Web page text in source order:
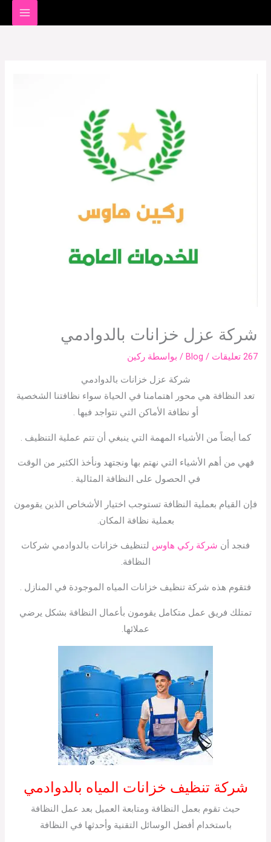
إلى
شركة عزل خزانات بالدوادمي
267 تعليقات /
Blog / بواسطة ركين
شركة عزل خزانات بالدوادمي
تعد النظافة هي محور اهتمامنا في الحياة سواء نظافتنا الشخصية
أو نظافة الأماكن التي نتواجد فيها .
كما أيضاً من الأشياء المهمة التي ينبغي أن تتم عملية التنظيف .
فهي من أهم الأشياء التي نهتم بها ونجتهد ونأخذ الكثير من الوقت
في الحصول على النظافة المثالية .
فإن القيام بعملية النظافة تستوجب اختيار الأشخاص الذين يقومون
بعملية نظافة المكان.
فنجد أن شركة ركي هاوس لتنظيف خزانات بالدوادمي شركات
النظافة.
فتقوم هذه شركة تنظيف خزانات المياه الموجودة في المنازل .
تمتلك فريق عمل متكامل يقومون بأعمال النظافة بشكل يرضي
عملائها.
شركة تنظيف خزانات المياه بالدوادمي
حيث تقوم بعمل النظافة ومتابعة العميل بعد عمل النظافة
باستخدام أفضل الوسائل التقنية وأحدثها في النظافة